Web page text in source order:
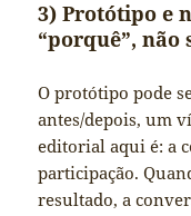
3) Protótipo e
“porquê”, não
O protótipo pode
antes/depois, um
editorial aqui é: a
participação.
resultado, a